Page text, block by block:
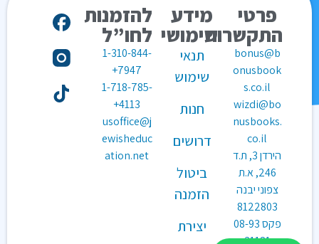
פרטי
התקשרות
bonus@b
onusbook
s.co.il
wizdi@bo
nusbooks.
co.il
הירדן 3, ת.ד
246, א.ת
צפוני יבנה
8122803
פקס08-93
31181
מידע
שימושי
תנאי
שימוש
חנות
דרושים
ביטול
הזמנה
יצירת
להזמנות
לחו”ל
1-310-844-
7947+
1-718-785-
4113+
usoffice@j
ewisheduc
ation.net